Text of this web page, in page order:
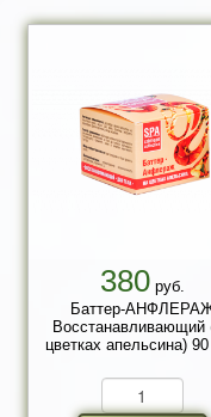
380руб.
Баттер-
Восстанавливающий
цветках апельсина)